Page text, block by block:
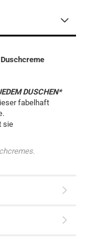
Duschcreme
DUSCHEN*
fabelhaft
sie